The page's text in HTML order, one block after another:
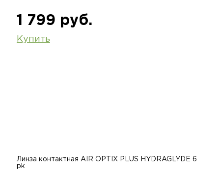
1 799 руб.
Купить
Линза контактная AIR OPTIX PLUS HYDRAGLYDE 6
pk